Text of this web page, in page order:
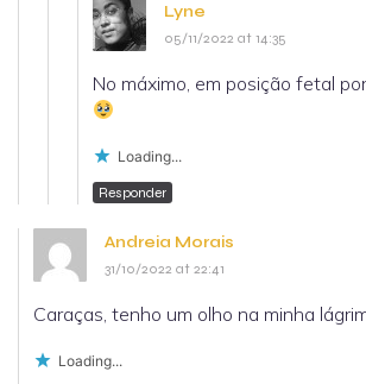
Lyne
05/11/2022 at 14:35
No máximo, em posição fetal
Loading...
Responder
Andreia Morais
31/10/2022 at 22:41
Caraças, tenho um olho na minha
Loading...